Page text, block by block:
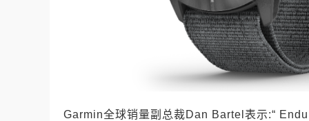
Garmin全球销量副总裁Dan Bartel表示:“